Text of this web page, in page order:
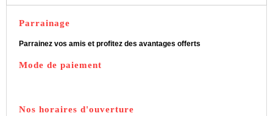
Parrainage
Parrainez vos amis et profitez des avantages offerts
Mode de paiement
Nos horaires d'ouverture